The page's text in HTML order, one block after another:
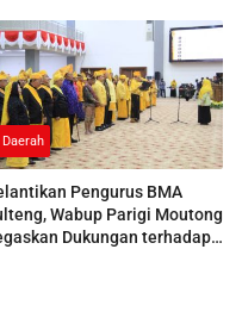
Daerah
Pengurus BMA
Wabup Parigi Moutong
Dukungan terhadap